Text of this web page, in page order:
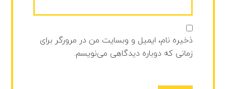
ذخیره نام، ایمیل و وبسایت من در مرورگر برای
زمانی که دوباره دیدگاهی می‌نویسم.